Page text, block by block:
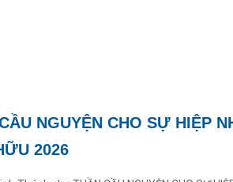
NGUYỆN CHO SỰ HIỆP
2026